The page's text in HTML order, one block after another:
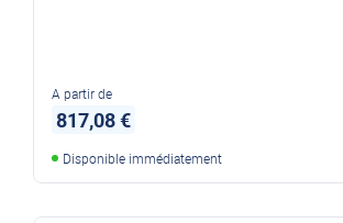
A partir de
817,08 €
Disponible immédiatement